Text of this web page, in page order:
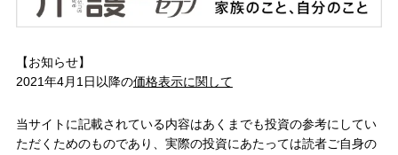
【お知らせ】
2021年4月1日以降の価格表示に関して
当サイトに記載されている内容はあくまでも投資の参考にしてい
ただくためのものであり、実際の投資にあたっては読者ご自身の